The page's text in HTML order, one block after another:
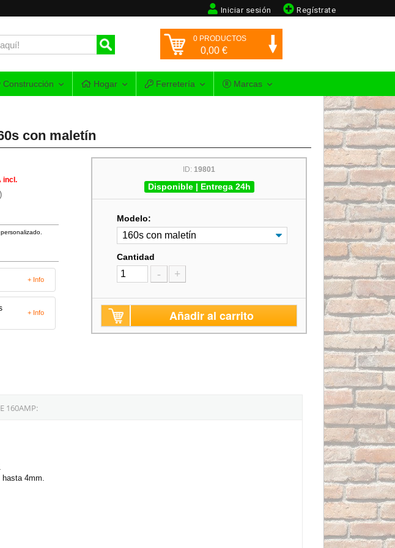
Regístrate
Iniciar sesión
0 PRODUCTOS
0,00 €
Hogar Ferretería Marcas
con maletín
incl.
+ Info
+ Info
ID:19801
Disponible | Entrega 24h
Modelo:
Cantidad
- +
Añadir al carrito
160AMP:
hasta 4mm.